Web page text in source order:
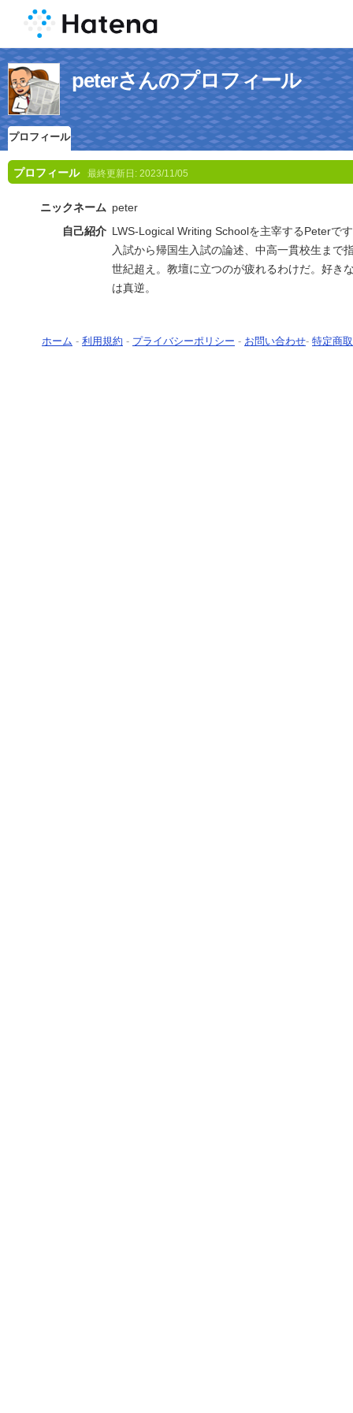
peterさんのプロフィール
プロフィール
プロフィール 最終更新日: 2023/11/05
ニックネーム peter
自己紹介 LWS-Logical Writing Schoolを主宰するPeterで
入試から帰国生入試の論述、中高一貫校生まで
世紀超え。教壇に立つのが疲れるわけだ。好き
は真逆。
ホーム - 利用規約 - プライバシーポリシー - お問い合わせ- 特定商